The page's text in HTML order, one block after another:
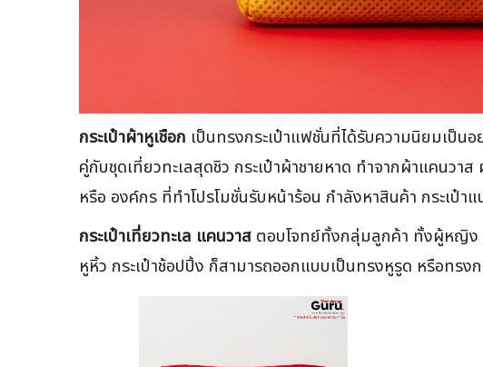
กระเป๋าผ้าหูเชือก เป็นทรงกระเป๋าแฟชั่นที่ได้รับความนิยมเป็น
คู่กับชุดเที่ยวทะเลสุดชิว กระเป๋าผ้าชายหาด ทำจากผ้าแคนว
หรือ องค์กร ที่ทำโปรโมชั่นรับหน้าร้อน กำลังหาสินค้า กระเป๋า
กระเป๋าเที่ยวทะเล แคนวาส ตอบโจทย์ทั้งกลุ่มลูกค้า ทั้งผู้หญิง
หูหิ้ว กระเป๋าช้อปปิ้ง ก็สามารถออกแบบเป็นทรงหูรูด หรือทรง